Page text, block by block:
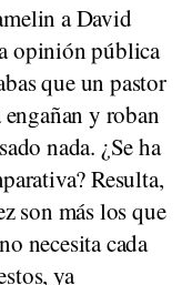
a David
opinión pública
que un pastor
y roban
nada. ¿Se ha
Resulta,
son más los que
necesita cada
ya